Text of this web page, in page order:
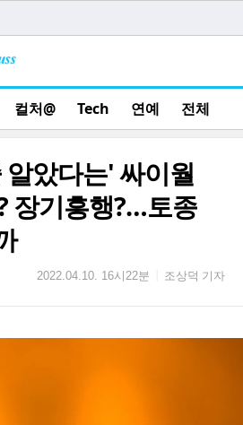
컬처@ Tech 연예 전체
았다는' 싸이월
장기흥행?…토종
2022.04.10. 16시22분 조상덕 기자